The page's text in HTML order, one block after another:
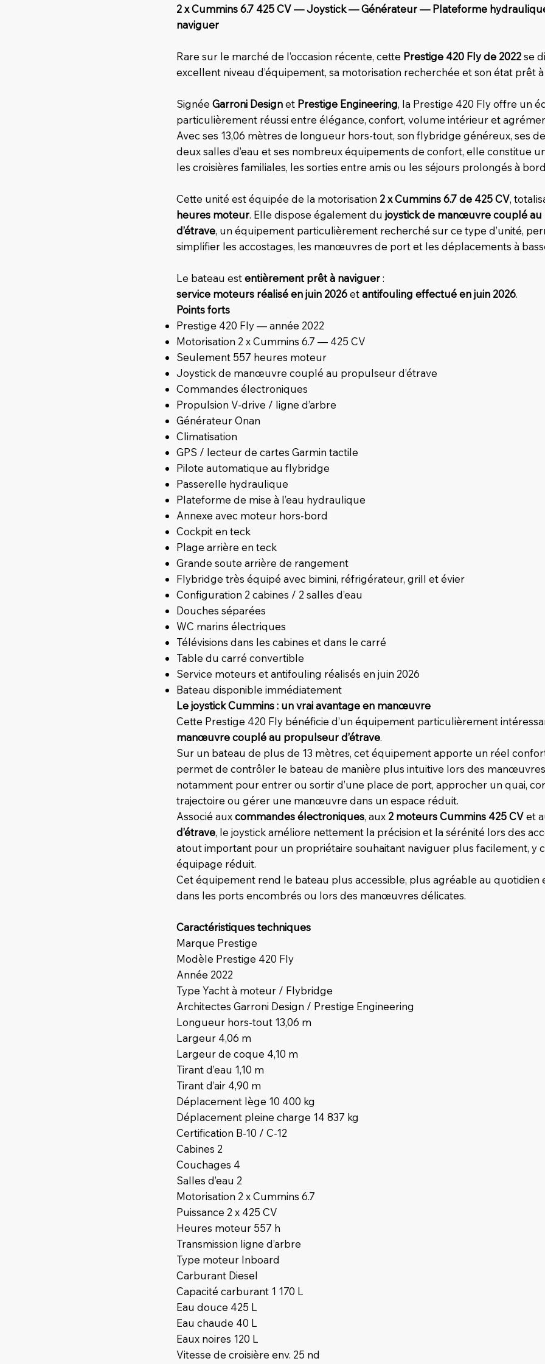
2 x Cummins 6.7 425 CV — Joystick — Générateur — Plateforme
naviguer
Rare sur le marché de l’occasion récente, cette Prestige 420 Fly de 2022se
excellent niveau d’équipement, sa motorisation recherchée et son état prêt
SignéeGarroni Designet Prestige Engineering, la Prestige 420 Fly offre un
particulièrement réussi entre élégance, confort, volume intérieur et
Avec ses 13,06 mètres de longueur hors-tout, son flybridge généreux, ses
deux salles d’eau et ses nombreux équipements de confort, elle constitue
les croisières familiales, les sorties entre amis ou les séjours prolongés à
Cette unité est équipée de la motorisation 2 x Cummins 6.7 de 425 CV,
heures moteur. Elle dispose également dujoystick de manœuvre couplé
d’étrave, un équipement particulièrement recherché sur ce type d’unité,
simplifier les accostages, les manœuvres de port et les déplacements à
Le bateau estentièrement prêt à naviguer:
service moteurs réalisé en juin 2026etantifouling effectué en juin 2026.
Points forts
Prestige 420 Fly — année 2022
Motorisation 2 x Cummins 6.7 — 425 CV
Seulement 557 heures moteur
Joystick de manœuvre couplé au propulseur d’étrave
Commandes électroniques
Propulsion V-drive / ligne d’arbre
Générateur Onan
Climatisation
GPS / lecteur de cartes Garmin tactile
Pilote automatique au flybridge
Passerelle hydraulique
Plateforme de mise à l’eau hydraulique
Annexe avec moteur hors-bord
Cockpit en teck
Plage arrière en teck
Grande soute arrière de rangement
Flybridge très équipé avec bimini, réfrigérateur, grill et évier
Configuration 2 cabines / 2 salles d’eau
Douches séparées
WC marins électriques
Télévisions dans les cabines et dans le carré
Table du carré convertible
Service moteurs et antifouling réalisés en juin 2026
Bateau disponible immédiatement
Le joystick Cummins : un vrai avantage en manœuvre
Cette Prestige 420 Fly bénéficie d’un équipement particulièrement
manœuvre couplé au propulseur d’étrave.
Sur un bateau de plus de 13 mètres, cet équipement apporte un réel
permet de contrôler le bateau de manière plus intuitive lors des manœuvres
notamment pour entrer ou sortir d’une place de port, approcher un quai,
trajectoire ou gérer une manœuvre dans un espace réduit.
Associé auxcommandes électroniques, aux 2 moteurs Cummins 425 CVet
d’étrave, le joystick améliore nettement la précision et la sérénité lors des
atout important pour un propriétaire souhaitant naviguer plus facilement, y
équipage réduit.
Cet équipement rend le bateau plus accessible, plus agréable au quotidien
dans les ports encombrés ou lors des manœuvres délicates.
Caractéristiques techniques
Marque Prestige
Modèle Prestige 420 Fly
Année 2022
Type Yacht à moteur / Flybridge
Architectes Garroni Design / Prestige Engineering
Longueur hors-tout 13,06 m
Largeur 4,06 m
Largeur de coque 4,10 m
Tirant d’eau 1,10 m
Tirant d’air 4,90 m
Déplacement lège 10 400 kg
Déplacement pleine charge 14 837 kg
Certification B-10 / C-12
Cabines 2
Couchages 4
Salles d’eau 2
Motorisation 2 x Cummins 6.7
Puissance 2 x 425 CV
Heures moteur 557 h
Transmission ligne d’arbre
Type moteur Inboard
Carburant Diesel
Capacité carburant 1 170 L
Eau douce 425 L
Eau chaude 40 L
Eaux noires 120 L
Vitesse de croisière env. 25 nd